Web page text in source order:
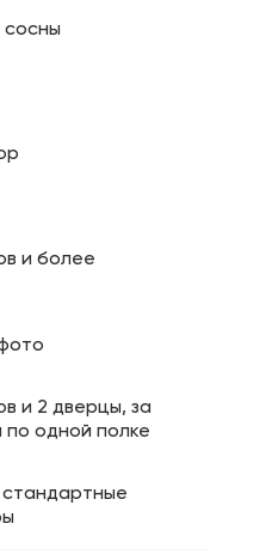
сосны
и более
и 2 дверцы, за
по одной полке
стандартные